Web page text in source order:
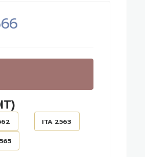
ITA 2563